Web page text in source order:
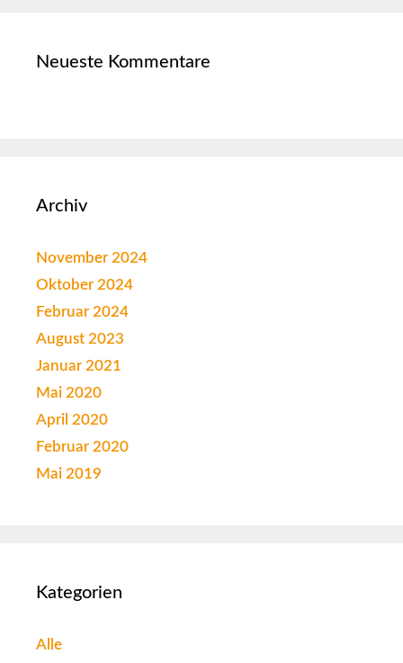
Neueste Kommentare
Archiv
November 2024
Oktober 2024
Februar 2024
August 2023
Januar 2021
Mai 2020
April 2020
Februar 2020
Mai 2019
Kategorien
Alle